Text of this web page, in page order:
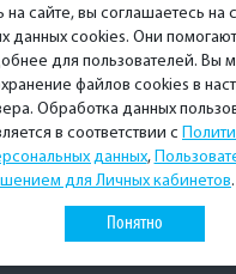
подраздел в
то можете задать свой
ЯНАО»
персональных данных
на сайте, вы соглашаетесь на
данных cookies. Они
для пользователей. Вы
файлов cookies в
Обработка данных
в соответствии с
данных,
для Личных кабинетов.
Понятно